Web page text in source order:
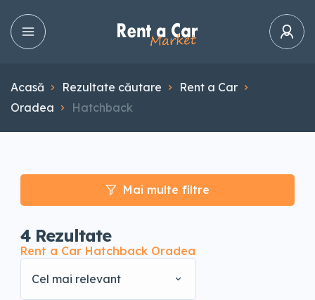
Acasă Rezultate căutare
Rent a Car
Oradea
Hatchback
Mai multe filtre
4 Rezultate
Rent a Car Hatchback Oradea
Cel mai relevant